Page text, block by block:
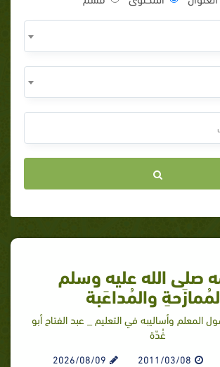
صلى الله عليه وسلم
والمُداعَبة
المعلم وأساليبه في التعليم _ عبد الفتاح أبو
غُدّة
2011/03/08
2026/08/09